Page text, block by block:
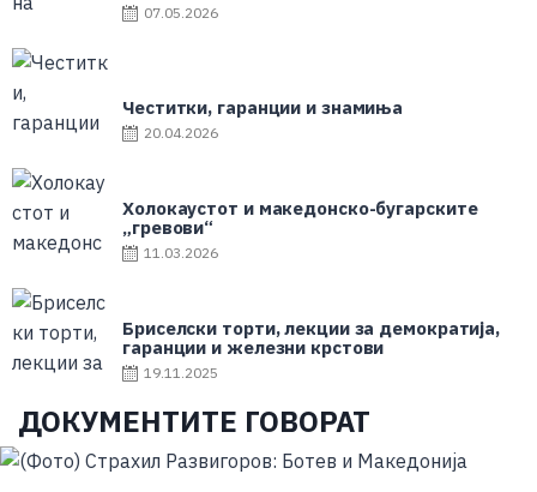
07.05.2026
Честитки, гаранции и знамиња
20.04.2026
Холокаустот и македонско-бугарските
„гревови“
11.03.2026
Бриселски торти, лекции за демократија,
гаранции и железни крстови
19.11.2025
ДОКУМЕНТИТЕ ГОВОРАТ